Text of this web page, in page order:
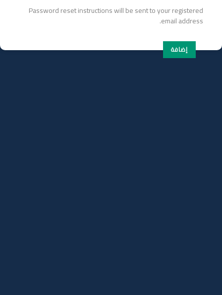
Password reset instructions will be sent to your registered
email address.